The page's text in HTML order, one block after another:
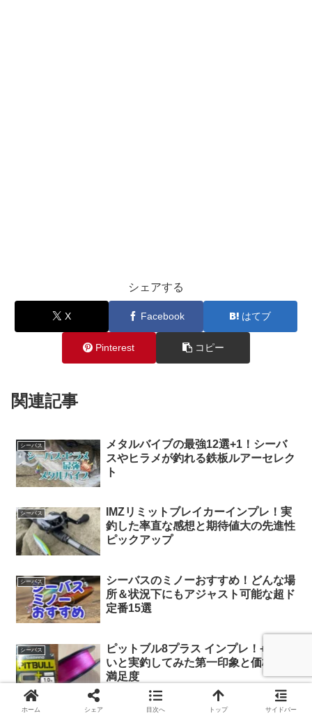
シェアする
X Facebook はてブ
Pinterest コピー
関連記事
シーバス
メタルバイブの最強12選+1！シーバ
スやヒラメが釣れる鉄板ルアーセレク
ト
シーバス
IMZリミットブレイカーインプレ！実
釣した率直な感想と期待値大の先進性
ピックアップ
シーバス
シーバスのミノーおすすめ！どんな場
所＆状況下にもアジャスト可能な超ド
定番15選
シーバス
ピットブル8プラス インプレ！+の違
いと実釣してみた第一印象と価格との
満足度
ホーム シェア 目次へ トップ サイドバー